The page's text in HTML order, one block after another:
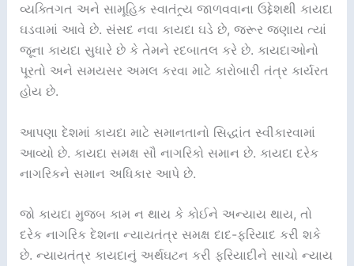
વ્યક્તિગત અને સામૂહિક સ્વાતંત્ર્ય જાળવવાના ઉદ્દેશથી કાયદા
ઘડવામાં આવે છે. સંસદ નવા કાયદા ઘડે છે, જરૂર જણાય ત્યાં
જૂના કાયદા સુધારે છે કે તેમને રદબાતલ કરે છે. કાયદાઓનો
પૂરતો અને સમયસર અમલ કરવા માટે કારોબારી તંત્ર કાર્યરત
હોય છે.
આપણા દેશમાં કાયદા માટે સમાનતાનો સિદ્ધાંત સ્વીકારવામાં
આવ્યો છે. કાયદા સમક્ષ સૌ નાગરિકો સમાન છે. કાયદા દરેક
નાગરિકને સમાન અધિકાર આપે છે.
જો કાયદા મુજબ કામ ન થાય કે કોઈને અન્યાય થાય, તો
દરેક નાગરિક દેશના ન્યાયતંત્ર સમક્ષ દાદ-ફરિયાદ કરી શકે
છે. ન્યાયતંત્ર કાયદાનું અર્થઘટન કરી ફરિયાદીને સાચો ન્યાય